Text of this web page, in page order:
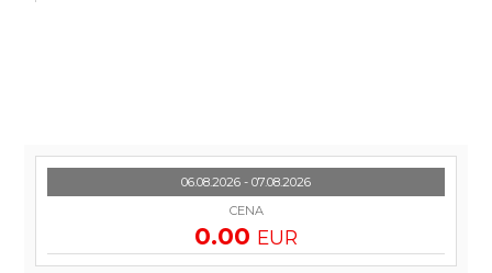
06.08.2026 - 07.08.2026
CENA
0.00 EUR